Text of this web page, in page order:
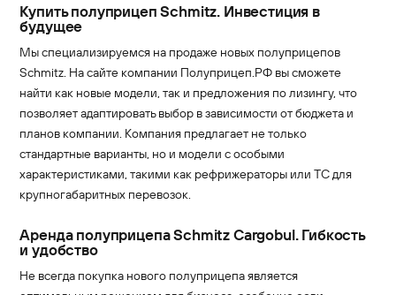
Купить полуприцеп Schmitz. Инвестиция в
будущее
Мы специализируемся на продаже новых полуприцепов
Schmitz. На сайте компании Полуприцеп.РФ вы сможете
найти как новые модели, так и предложения по лизингу, что
позволяет адаптировать выбор в зависимости от бюджета и
планов компании. Компания предлагает не только
стандартные варианты, но и модели с особыми
характеристиками, такими как рефрижераторы или ТС для
крупногабаритных перевозок.
Аренда полуприцепа Schmitz Cargobul. Гибкость
и удобство
Не всегда покупка нового полуприцепа является